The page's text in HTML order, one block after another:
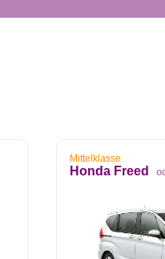
Mittelklasse
Honda Freed